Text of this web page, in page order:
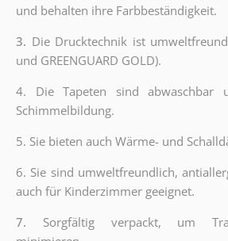
und behalten ihre Farbbeständigkeit.
3. Die Drucktechnik ist
und GREENGUARD GOLD).
4. Die Tapeten sind abwaschbar
Schimmelbildung.
5. Sie bieten auch Wärme- und
6. Sie sind umweltfreundlich,
auch für Kinderzimmer geeignet.
7. Sorgfältig verpackt, um